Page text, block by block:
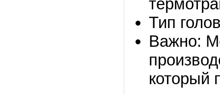
Тип
Важно:
который